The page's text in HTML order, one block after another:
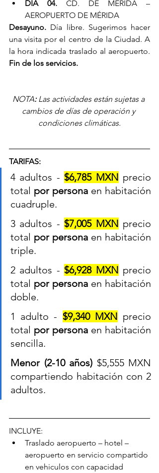
DÍA 04. CD. DE MÉRIDA –
AEROPUERTO DE MÉRIDA
Desayuno. Día libre. Sugerimos hacer
una visita por el centro de la Ciudad. A
Fin de los servicios.
NOTA: Las actividades están sujetas a
cambios de días de operación y
condiciones climáticas.
TARIFAS:
4 adultos - $6,785 MXN precio
total por persona en habitación
cuadruple.
3 adultos - $7,005 MXN precio
total por persona en habitación
triple.
2 adultos - $6,928 MXN precio
total por persona en habitación
doble.
1 adulto - $9,340 MXN precio
total por persona en habitación
sencilla.
Menor (2-10 años) $5,555 MXN
compartiendo habitación con 2
adultos.
INCLUYE:
Traslado aeropuerto – hotel –
aeropuerto en servicio compartido
en vehiculos con capacidad